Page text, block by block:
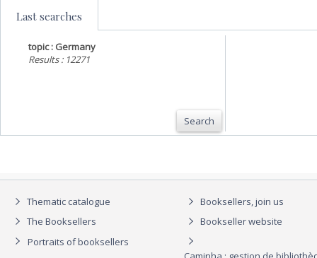
Last searches
topic : Germany
Results : 12271
Search
Thematic catalogue
The Booksellers
Portraits of booksellers
Booksellers, join us
Bookseller website